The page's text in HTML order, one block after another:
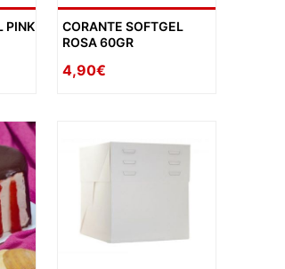
PINK
CORANTE SOFTGEL
ROSA 60GR
4,90€